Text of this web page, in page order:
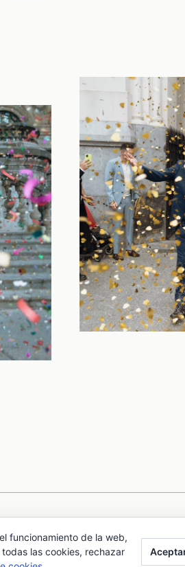
funcionamiento de la web,
las cookies, rechazar